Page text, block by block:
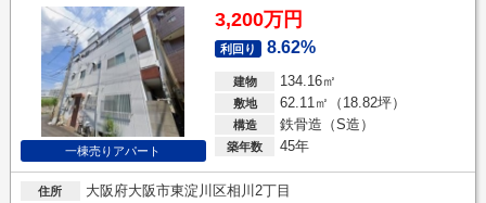
一棟売りアパート
3,200万円
利回り 8.62%
建物 134.16㎡
敷地 62.11㎡（18.82坪）
構造 鉄骨造（S造）
築年数 45年
住所 大阪府大阪市東淀川区相川2丁目